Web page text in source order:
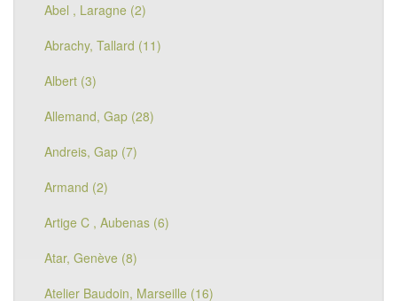
Abel , Laragne (2)
Abrachy, Tallard (11)
Albert (3)
Allemand, Gap (28)
Andreis, Gap (7)
Armand (2)
Artige C , Aubenas (6)
Atar, Genève (8)
Atelier Baudoin, Marseille (16)